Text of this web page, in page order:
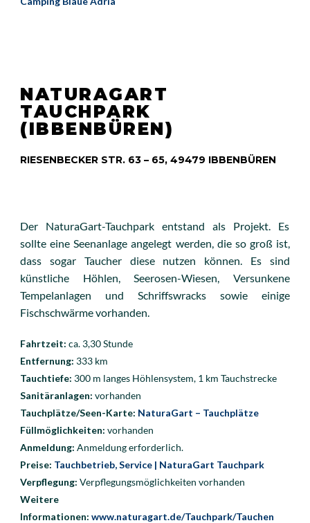
NATURAGART
TAUCHPARK
(IBBENBÜREN)
RIESENBECKER STR. 63 – 65, 49479 IBBENBÜREN
Der NaturaGart-Tauchpark entstand als Projekt. Es
sollte eine Seenanlage angelegt werden, die so groß ist,
dass sogar Taucher diese nutzen können. Es sind
künstliche Höhlen, Seerosen-Wiesen, Versunkene
Tempelanlagen und Schriffswracks sowie einige
Fischschwärme vorhanden.
Fahrtzeit: ca. 3,30 Stunde
Entfernung: 333 km
Tauchtiefe: 300 m langes Höhlensystem, 1 km Tauchstrecke
Sanitäranlagen: vorhanden
Tauchplätze/Seen-Karte: NaturaGart – Tauchplätze
Füllmöglichkeiten: vorhanden
Anmeldung: Anmeldung erforderlich.
Preise: Tauchbetrieb, Service | NaturaGart Tauchpark
Verpflegung: Verpflegungsmöglichkeiten vorhanden
Weitere
Informationen: www.naturagart.de/Tauchpark/Tauchen